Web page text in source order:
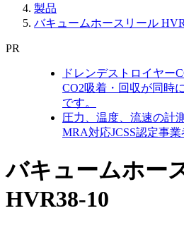
製品
バキュームホースリール
PR
ドレンデストロイヤー
CO2吸着・回収が同時
です。
圧力、温度、流速の計
MRA対応JCSS認定事
バキュームホー
HVR38-10